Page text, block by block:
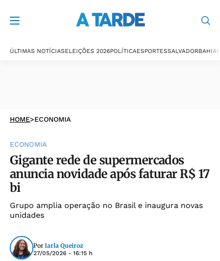
ÚLTIMAS NOTÍCIASELEIÇÕES 2026POLÍTICAESPORTESSALVADORBAHIA
HOME>ECONOMIA
ECONOMIA
Gigante rede de supermercados
anuncia novidade após faturar R$ 17
bi
Grupo amplia operação no Brasil e inaugura novas
unidades
Por Iarla Queiroz
27/05/2026 - 16:15 h